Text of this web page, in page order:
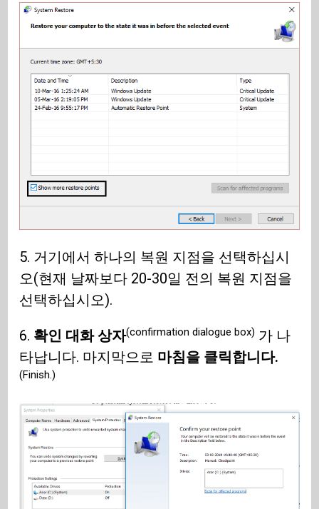
5. 거기에서 하나의 복원 지점을 선택하십시
오(현재 날짜보다 20-30일 전의 복원 지점을
선택하십시오).
6. 확인 대화 상자(confirmation dialogue box) 가 나
타납니다. 마지막으로 마침을 클릭합니다.
(Finish.)